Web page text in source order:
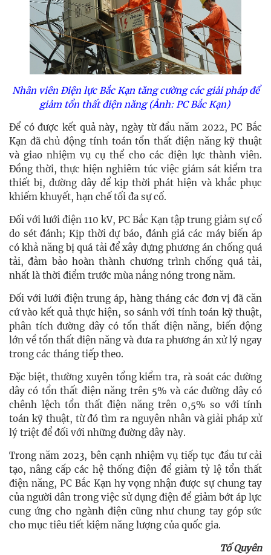
Nhân viên Điện lực Bắc Kạn tăng cường các giải pháp để
giảm tổn thất điện năng (Ảnh: PC Bắc Kạn)
Để có được kết quả này, ngày từ đầu năm 2022, PC Bắc
Kạn đã chủ động tính toán tổn thất điện năng kỹ thuật
và giao nhiệm vụ cụ thể cho các điện lực thành viên.
Đồng thời, thực hiện nghiêm túc việc giám sát kiểm tra
thiết bị, đường dây để kịp thời phát hiện và khắc phục
khiếm khuyết, hạn chế tối đa sự cố.
Đối với lưới điện 110 kV, PC Bắc Kạn tập trung giảm sự cố
do sét đánh; Kịp thời dự báo, đánh giá các máy biến áp
có khả năng bị quá tải để xây dựng phương án chống quá
tải, đảm bảo hoàn thành chương trình chống quá tải,
nhất là thời điểm trước mùa nắng nóng trong năm.
Đối với lưới điện trung áp, hàng tháng các đơn vị đã căn
cứ vào kết quả thực hiện, so sánh với tính toán kỹ thuật,
phân tích đường dây có tổn thất điện năng, biến động
lớn về tổn thất điện năng và đưa ra phương án xử lý ngay
trong các tháng tiếp theo.
Đặc biệt, thường xuyên tổng kiểm tra, rà soát các đường
dây có tổn thất điện năng trên 5% và các đường dây có
chênh lệch tổn thất điện năng trên 0,5% so với tính
toán kỹ thuật, từ đó tìm ra nguyên nhân và giải pháp xử
lý triệt để đối với những đường dây này.
Trong năm 2023, bên cạnh nhiệm vụ tiếp tục đầu tư cải
tạo, nâng cấp các hệ thống điện để giảm tỷ lệ tổn thất
điện năng, PC Bắc Kạn hy vọng nhận được sự chung tay
của người dân trong việc sử dụng điện để giảm bớt áp lực
cung ứng cho ngành điện cũng như chung tay góp sức
cho mục tiêu tiết kiệm năng lượng của quốc gia.
Tố Quyên